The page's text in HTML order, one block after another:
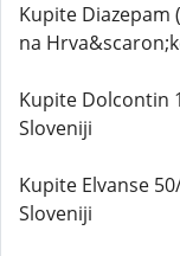
Kupite Diazepam
na
Kupite Dolcontin
Sloveniji
Kupite Elvanse
Sloveniji